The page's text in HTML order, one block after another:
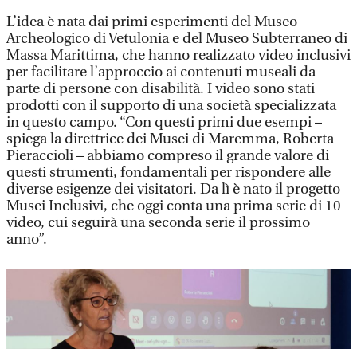
L’idea è nata dai primi esperimenti del Museo
Archeologico di Vetulonia e del Museo Subterraneo di
Massa Marittima, che hanno realizzato video inclusivi
per facilitare l’approccio ai contenuti museali da
parte di persone con disabilità. I video sono stati
prodotti con il supporto di una società specializzata
in questo campo. “Con questi primi due esempi –
spiega la direttrice dei Musei di Maremma, Roberta
Pieraccioli – abbiamo compreso il grande valore di
questi strumenti, fondamentali per rispondere alle
diverse esigenze dei visitatori. Da lì è nato il progetto
Musei Inclusivi, che oggi conta una prima serie di 10
video, cui seguirà una seconda serie il prossimo
anno”.